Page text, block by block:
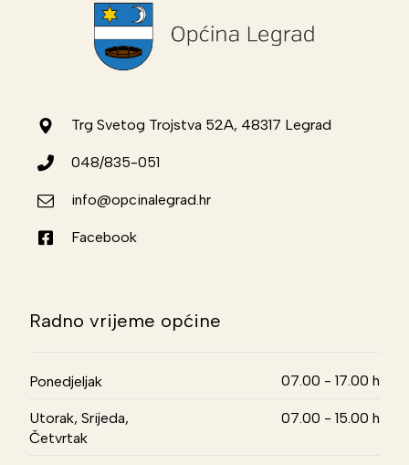
Trg Svetog Trojstva 52A, 48317 Legrad
048/835-051
info@opcinalegrad.hr
Facebook
Radno vrijeme općine
Ponedjeljak 07.00 - 17.00 h
Utorak, Srijeda,
Četvrtak
07.00 - 15.00 h